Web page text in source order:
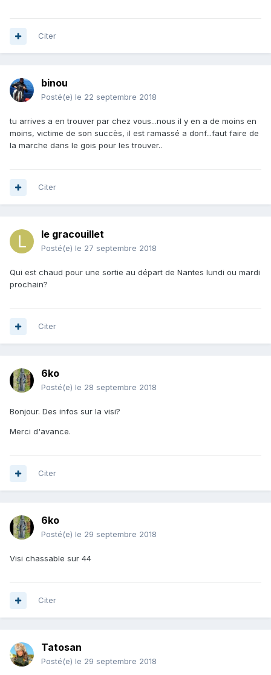
Citer
binou
Posté(e) le 22 septembre 2018
tu arrives a en trouver par chez vous...nous il y en a de moins en
moins, victime de son succès, il est ramassé a donf...faut faire de
la marche dans le gois pour les trouver..
Citer
le gracouillet
Posté(e) le 27 septembre 2018
Qui est chaud pour une sortie au départ de Nantes lundi ou mardi
prochain?
Citer
6ko
Posté(e) le 28 septembre 2018
Bonjour. Des infos sur la visi?
Merci d'avance.
Citer
6ko
Posté(e) le 29 septembre 2018
Visi chassable sur 44
Citer
Tatosan
Posté(e) le 29 septembre 2018